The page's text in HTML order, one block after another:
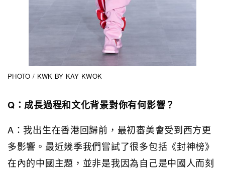
PHOTO / KWK BY KAY KWOK
Q：成長過程和文化背景對你有何影響？
A：我出生在香港回歸前，最初審美會受到西方更
多影響。最近幾季我們嘗試了很多包括《封神榜》
在內的中國主題，並非是我因為自己是中國人而刻